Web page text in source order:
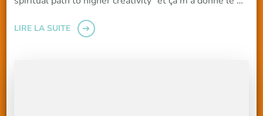
LIRE LA SUITE